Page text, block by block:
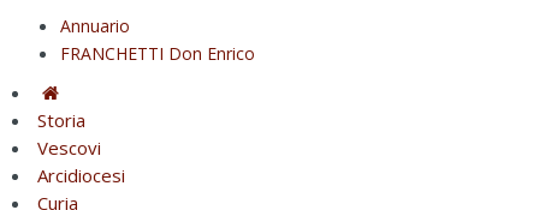
Annuario
FRANCHETTI Don Enrico
Storia
Vescovi
Arcidiocesi
Curia